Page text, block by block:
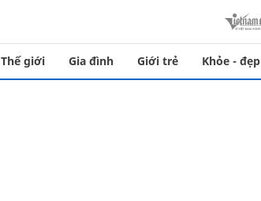
Thế giới Gia đình Giới trẻ Khỏe - đẹp